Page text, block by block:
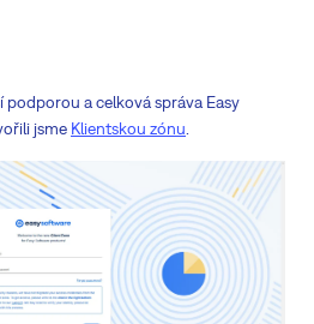
a celková správa Easy
jsme Klientskou zónu